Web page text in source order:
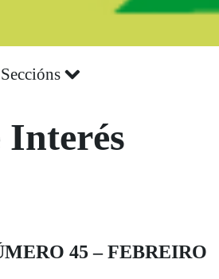
Seccións
Interés
45 – FEBREIRO